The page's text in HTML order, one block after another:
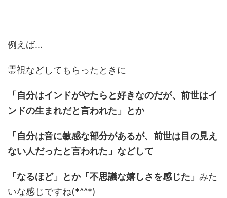
例えば…
霊視などしてもらったときに
「自分はインドがやたらと好きなのだが、前世はイ
ンドの生まれだと言われた」とか
「自分は音に敏感な部分があるが、前世は目の見え
ない人だったと言われた」などして
「なるほど」とか「不思議な嬉しさを感じた」 みた
いな感じですね(*^^*)